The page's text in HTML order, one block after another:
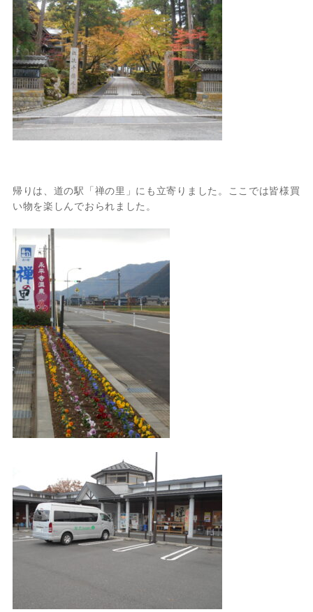
帰りは、道の駅「禅の里」にも立寄りました。ここでは皆様買
い物を楽しんでおられました。